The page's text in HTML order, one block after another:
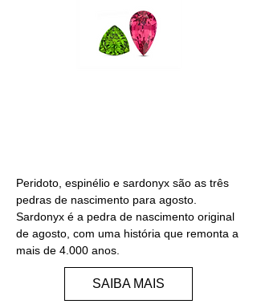
Peridoto, espinélio e sardonyx são as três
pedras de nascimento para agosto.
Sardonyx é a pedra de nascimento original
de agosto, com uma história que remonta a
mais de 4.000 anos.
SAIBA MAIS